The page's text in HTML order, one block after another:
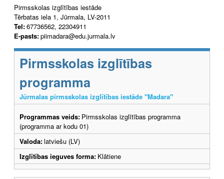
Pirmsskolas izglītības iestāde
Tērbatas iela 1, Jūrmala, LV-2011
Tel:67736562, 22304911
E-pasts:piimadara@edu.jurmala.lv
Pirmsskolas izglītības
programma
Jūrmalas pirmsskolas izglītības iestāde "Madara"
Programmas veids: Pirmsskolas izglītības programma
(programma ar kodu 01)
Valoda:latviešu (LV)
Izglītības ieguves forma: Klātiene